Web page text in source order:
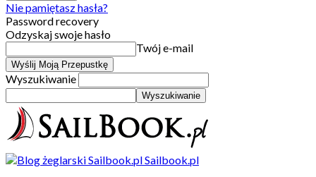
Nie pamiętasz hasła?
Password recovery
Odzyskaj swoje hasło
Twój e-mail
Wyszukiwanie
Sailbook.pl